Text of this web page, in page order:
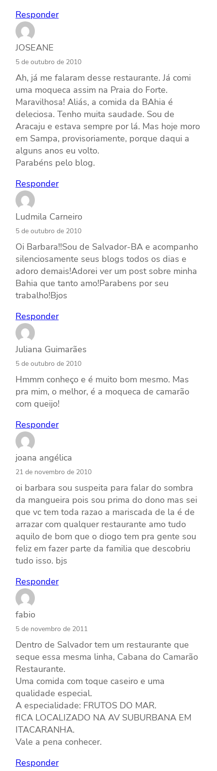
Responder
JOSEANE
5 de outubro de 2010
Ah, já me falaram desse restaurante. Já comi
uma moqueca assim na Praia do Forte.
Maravilhosa! Aliás, a comida da BAhia é
deleciosa. Tenho muita saudade. Sou de
Aracaju e estava sempre por lá. Mas hoje moro
em Sampa, provisoriamente, porque daqui a
alguns anos eu volto.
Parabéns pelo blog.
Responder
Ludmila Carneiro
5 de outubro de 2010
Oi Barbara!!Sou de Salvador-BA e acompanho
silenciosamente seus blogs todos os dias e
adoro demais!Adorei ver um post sobre minha
Bahia que tanto amo!Parabens por seu
trabalho!Bjos
Responder
Juliana Guimarães
5 de outubro de 2010
Hmmm conheço e é muito bom mesmo. Mas
pra mim, o melhor, é a moqueca de camarão
com queijo!
Responder
joana angélica
21 de novembro de 2010
oi barbara sou suspeita para falar do sombra
da mangueira pois sou prima do dono mas sei
que vc tem toda razao a mariscada de la é de
arrazar com qualquer restaurante amo tudo
aquilo de bom que o diogo tem pra gente sou
feliz em fazer parte da familia que descobriu
tudo isso. bjs
Responder
fabio
5 de novembro de 2011
Dentro de Salvador tem um restaurante que
seque essa mesma linha, Cabana do Camarão
Restaurante.
Uma comida com toque caseiro e uma
qualidade especial.
A especialidade: FRUTOS DO MAR.
fICA LOCALIZADO NA AV SUBURBANA EM
ITACARANHA.
Vale a pena conhecer.
Responder